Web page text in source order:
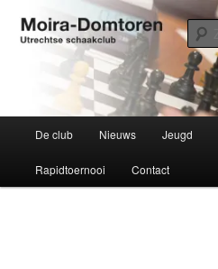
naar
Moira-Domtoren
Utrechtse schaakclub opgericht 1934
De club Nieuws Jeugd
Rapidtoernooi Contact